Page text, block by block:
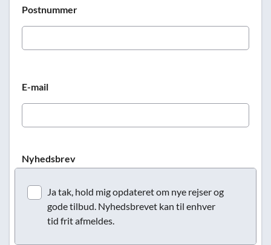
Postnummer
E-mail
Nyhedsbrev
Ja tak, hold mig opdateret om nye rejser og
gode tilbud. Nyhedsbrevet kan til enhver
tid frit afmeldes.